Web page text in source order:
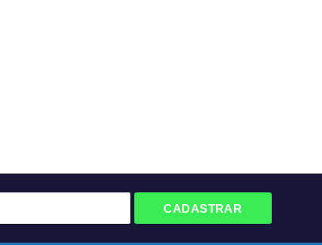
CADASTRAR